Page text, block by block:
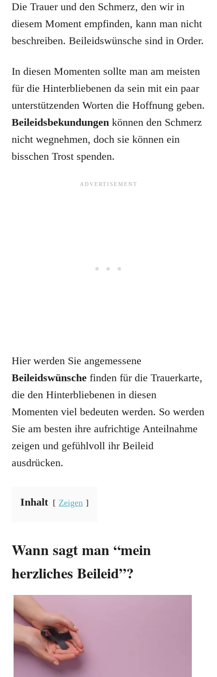
Die Trauer und den Schmerz, den wir in
diesem Moment empfinden, kann man nicht
beschreiben. Beileidswünsche sind in Order.
In diesen Momenten sollte man am meisten
für die Hinterbliebenen da sein mit ein paar
unterstützenden Worten die Hoffnung geben.
Beileidsbekundungen können den Schmerz
nicht wegnehmen, doch sie können ein
bisschen Trost spenden.
Hier werden Sie angemessene
Beileidswünsche finden für die Trauerkarte,
die den Hinterbliebenen in diesen
Momenten viel bedeuten werden. So werden
Sie am besten ihre aufrichtige Anteilnahme
zeigen und gefühlvoll ihr Beileid
ausdrücken.
Inhalt Zeigen
Wann sagt man “mein
herzliches Beileid”?